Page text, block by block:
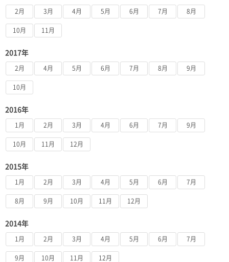
2月 3月 4月 5月 6月 7月 8月
10月 11月
2017年
2月 4月 5月 6月 7月 8月 9月
10月
2016年
1月 2月 3月 4月 6月 7月 9月
10月 11月 12月
2015年
1月 2月 3月 4月 5月 6月 7月
8月 9月 10月 11月 12月
2014年
1月 2月 3月 4月 5月 6月 7月
9月 10月 11月 12月